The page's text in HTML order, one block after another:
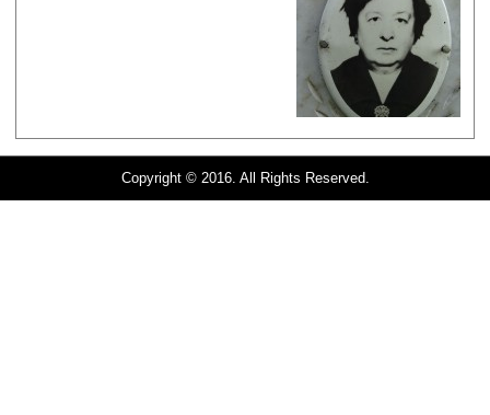
Copyright © 2016. All Rights Reserved.